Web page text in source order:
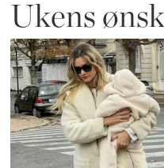
Ukens